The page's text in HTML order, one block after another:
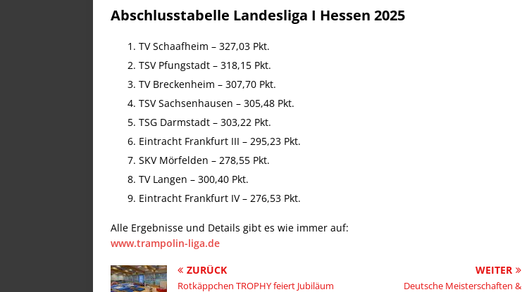
Abschlusstabelle Landesliga I Hessen 2025
TV Schaafheim – 327,03 Pkt.
TSV Pfungstadt – 318,15 Pkt.
TV Breckenheim – 307,70 Pkt.
TSV Sachsenhausen – 305,48 Pkt.
TSG Darmstadt – 303,22 Pkt.
Eintracht Frankfurt III – 295,23 Pkt.
SKV Mörfelden – 278,55 Pkt.
TV Langen – 300,40 Pkt.
Eintracht Frankfurt IV – 276,53 Pkt.
Alle Ergebnisse und Details gibt es wie immer auf:
www.trampolin-liga.de
ZURÜCK
Rotkäppchen TROPHY feiert Jubiläum
WEITER
Deutsche Meisterschaften &